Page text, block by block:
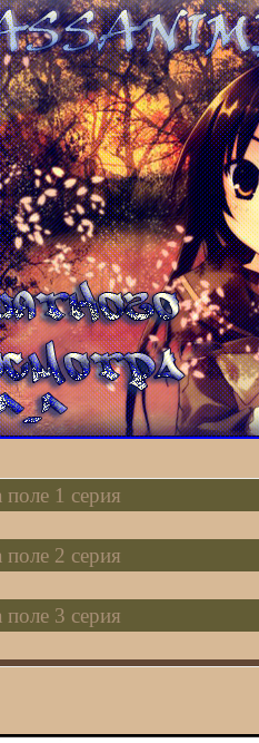
1 серия
2 серия
3 серия
5 серия